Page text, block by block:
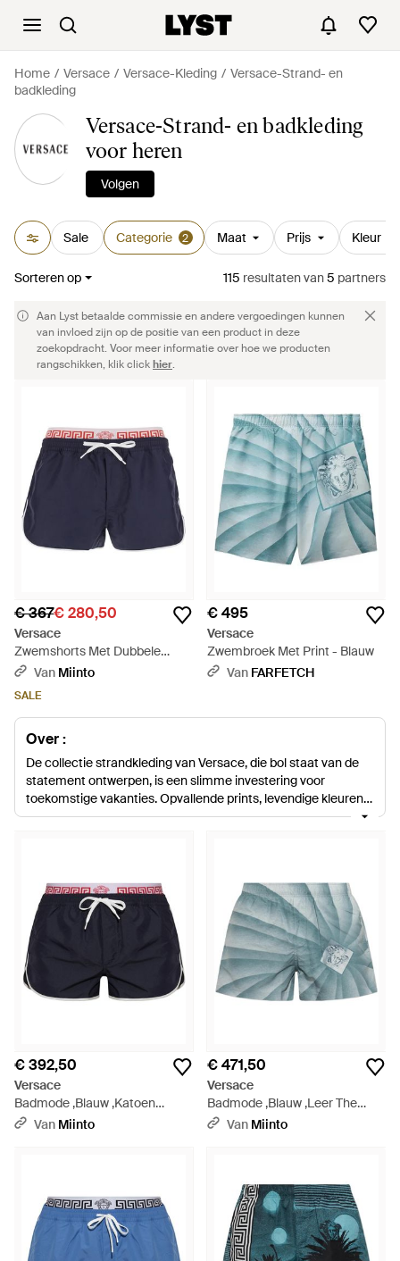
Home Versace Versace-Kleding
Versace-Strand- en
badkleding
Versace-Strand- en badkleding
voor heren
Volgen
Sale Categorie 2 Maat Prijs Kleur
Sorteren op 115 resultatenvan5 partners
Aan Lyst betaalde commissie en andere vergoedingen kunnen
van invloed zijn op de positie van een product in deze
zoekopdracht. Voor meer informatie over hoe we producten
rangschikken, klik clickhier.
€ 367€ 280,50
Versace
Zwemshorts Met Dubbele
Tailleband - Blauw
Van Miinto
SALE
€ 495
Versace
Zwembroek Met Print - Blauw
Van FARFETCH
Over :
De collectie strandkleding van Versace, die bol staat van de
statement ontwerpen, is een slimme investering voor
toekomstige vakanties. Opvallende prints, levendige kleuren
en luxe stoffen zijn slechts een paar van de hoogtepunten uit
zwemkleding hebben.
€ 392,50
Versace
Badmode ,Blauw ,Katoen
Zwemshorts Met Dubbele
Van Miinto
€ 471,50
Versace
Badmode ,Blauw ,Leer The
Vortex Printed Zwembroek -
Van Miinto